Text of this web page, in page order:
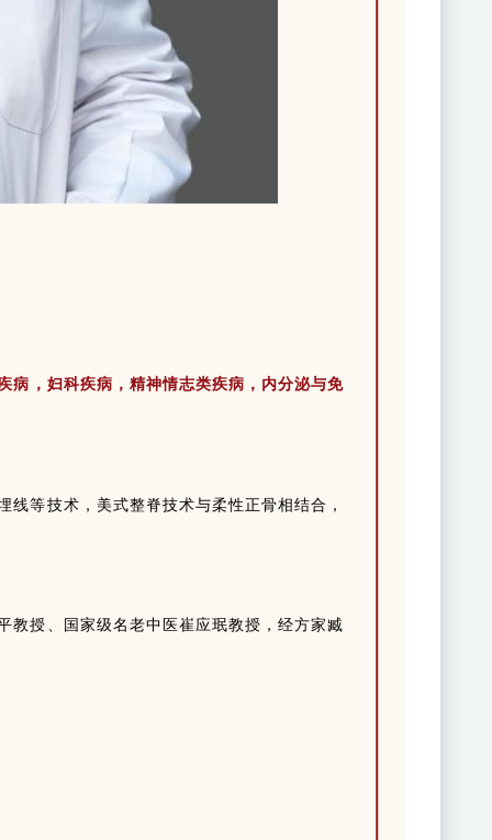
病，妇科疾病，精神情志类疾病，内分泌与免
等技术，美式整脊技术与柔性正骨相结合，
教授、国家级名老中医崔应珉教授，经方家臧